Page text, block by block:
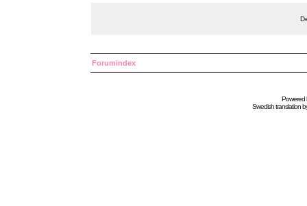
Forumindex
Powered
Swedishtranslation